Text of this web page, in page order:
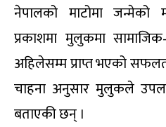
नेपालको माटोमा जन्मेको
प्रकाशमा मुलुकमा
अहिलेसम्म प्राप्त भएको
चाहना अनुसार मुलुकले
बताएकी छन् ।